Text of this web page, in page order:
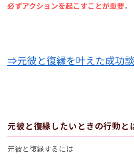
必ずアクションを起こすことが重要。
⇒元彼と復縁を叶えた成功
元彼と復縁したいときの行動と
元彼と復縁するには